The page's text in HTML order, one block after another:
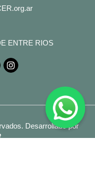
ENTRE RIOS
Desarrollado por